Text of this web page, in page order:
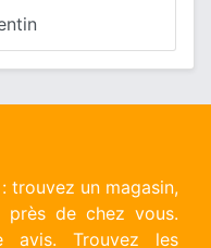
trouvez un magasin,
près de chez vous.
avis. Trouvez les